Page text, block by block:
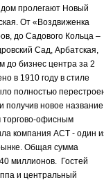
пролегают Новый
От «Воздвиженка
до Садового Кольца –
Сад, Арбатская,
до бизнес центра за 2
в 1910 году в стиле
полностью
получив новое название
торгово-офисным
компания АСТ - один
Общая сумма
миллионов. Гостей
и центральный